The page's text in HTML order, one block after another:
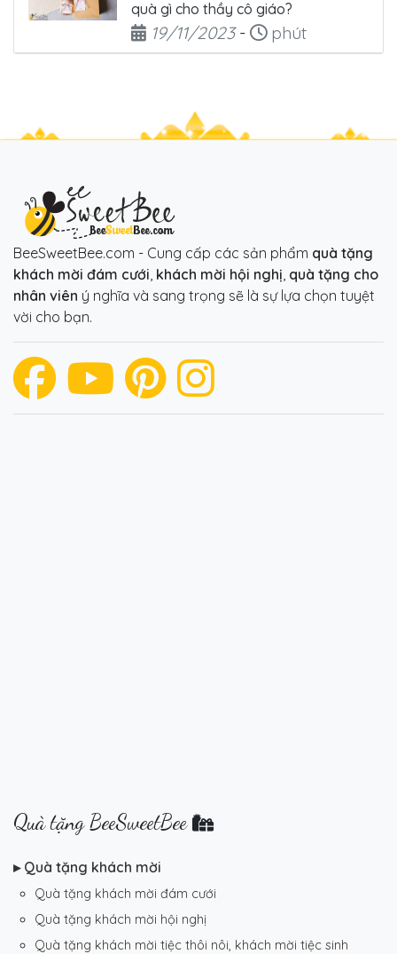
quà gì cho thầy cô giáo?
Ngày đăng
19/11/2023- Thời gian đọc
phút
BeeSweetBee.com - Cung cấp các sản phẩm quà tặng
khách mời đám cưới khách mời hội nghị quà tặng cho
nhân viên ý nghĩa và sang trọng sẽ là sự lựa chọn tuyệt
vời cho bạn.
Quà tặng BeeSweetBee
▸ Quà tặng khách mời
Quà tặng khách mời đám cưới
Quà tặng khách mời hội nghị
Quà tặng khách mời tiệc thôi nôi, khách mời tiệc sinh